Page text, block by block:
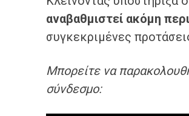
αναβαθμιστεί ακόμη
συγκεκριμένες
Μπορείτε να
σύνδεσμο: